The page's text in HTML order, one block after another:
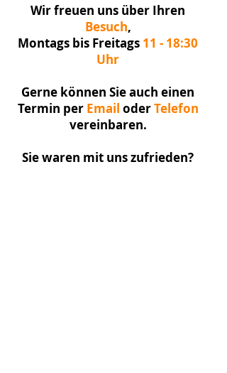
Wir freuen uns über Ihren
Besuch,
Montags bis Freitags 11 - 18:30
Uhr
Gerne können Sie auch einen
Termin per Email oderTelefon
vereinbaren.
Sie waren mit uns zufrieden?